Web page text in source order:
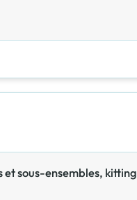
sous-ensembles, kitting